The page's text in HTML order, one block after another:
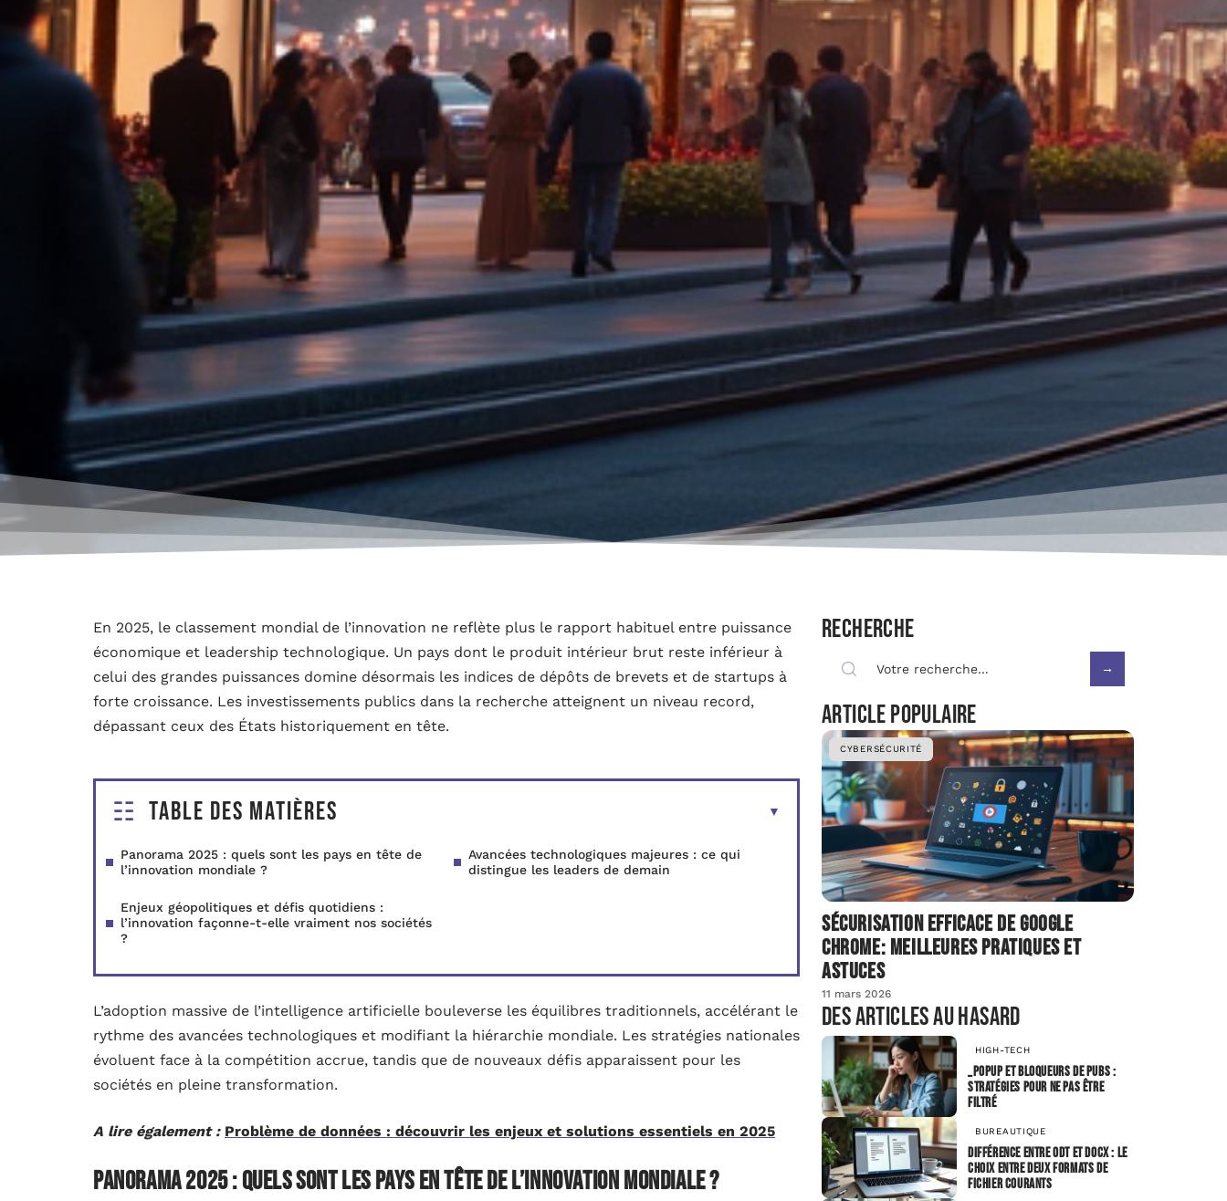
En 2025, le classement mondial de l’innovation ne reflète plus le rapport habituel entre puissance
économique et leadership technologique. Un pays dont le produit intérieur brut reste inférieur à
celui des grandes puissances domine désormais les indices de dépôts de brevets et de startups à
forte croissance. Les investissements publics dans la recherche atteignent un niveau record,
dépassant ceux des États historiquement en tête.
Table des matières
Panorama 2025 : quels sont les pays en tête de
l’innovation mondiale ?
Avancées technologiques majeures : ce qui
distingue les leaders de demain
Enjeux géopolitiques et défis quotidiens :
l’innovation façonne-t-elle vraiment nos sociétés
?
L’adoption massive de l’intelligence artificielle bouleverse les équilibres traditionnels, accélérant le
rythme des avancées technologiques et modifiant la hiérarchie mondiale. Les stratégies nationales
évoluent face à la compétition accrue, tandis que de nouveaux défis apparaissent pour les
sociétés en pleine transformation.
A lire également : Problème de données : découvrir les enjeux et solutions essentiels en 2025
Panorama 2025 : quels sont les pays en tête de l’innovation mondiale ?
Recherche
Article populaire
CYBERSÉCURITÉ
Sécurisation efficace de Google
Chrome: meilleures pratiques et
astuces
11 mars 2026
Des articles au hasard
HIGH-TECH
_popup et bloqueurs de pubs :
stratégies pour ne pas être
filtré
BUREAUTIQUE
Différence entre odt et docx : le
choix entre deux formats de
fichier courants